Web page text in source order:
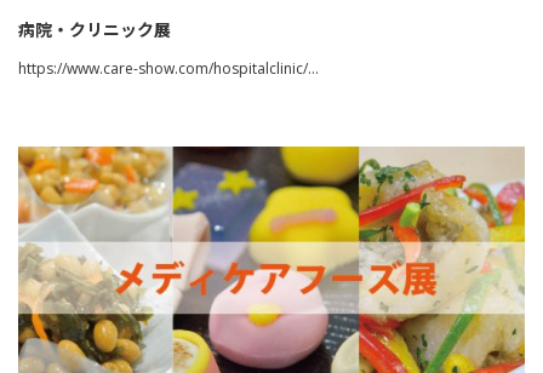
病院・クリニック展
https://www.care-show.com/hospitalclinic/…